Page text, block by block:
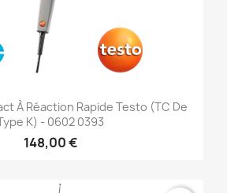
À Réaction Rapide Testo (TC De
K) - 0602 0393
148,00 €